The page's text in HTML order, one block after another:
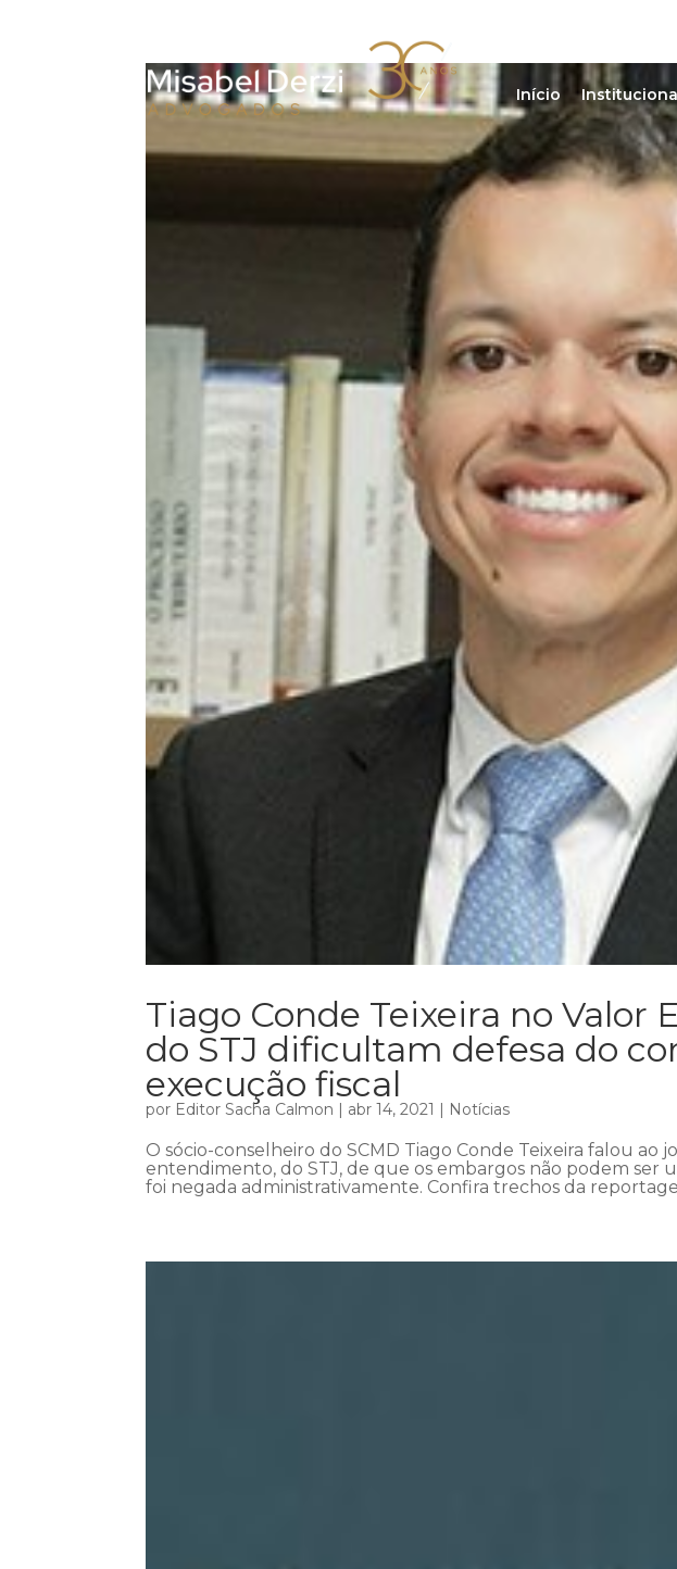
Início
Tiago Conde Teixeira no Valor
do STJ dificultam defesa do
execução fiscal
por Editor Sacha Calmon | abr 14, 2021 | Notícias
O sócio-conselheiro do SCMD Tiago Conde Teixeira falou ao
entendimento, do STJ, de que os embargos não podem ser
foi negada administrativamente. Confira trechos da